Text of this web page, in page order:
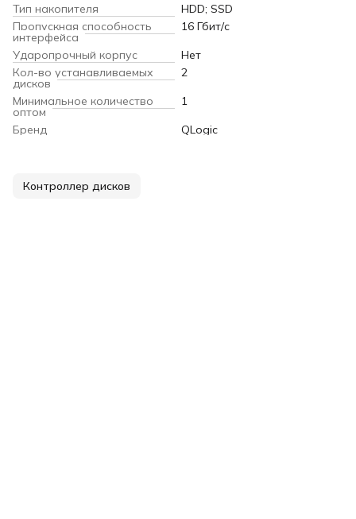
Тип накопителя
HDD; SSD
Пропускная способность
интерфейса
16 Гбит/с
Ударопрочный корпус
Нет
Кол-во устанавливаемых
дисков
2
Минимальное количество
оптом
1
Бренд
QLogic
Контроллер дисков